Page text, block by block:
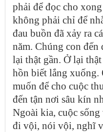
phải để đọc cho
không phải chỉ để
đau buồn đã xảy ra
năm. Chúng con
lại thật gần. Ở lại
hồn biết lắng xuống.
muốn để cho cuộc
đến tận nơi sâu kín
Ngoài kia, cuộc
đi vội, nói vội, nghĩ